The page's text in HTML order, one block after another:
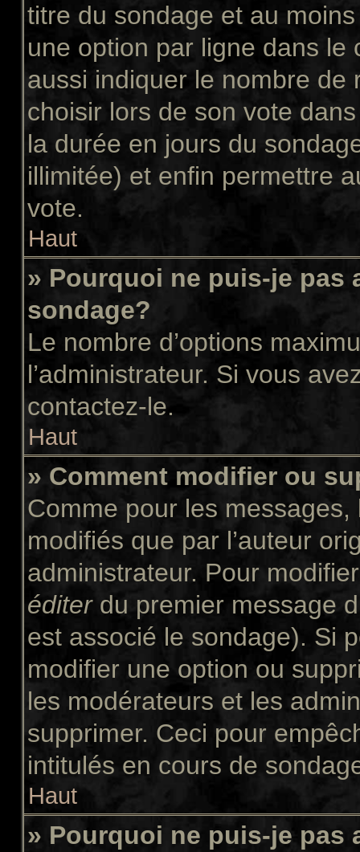
titre du sondage et au
une option par ligne dans le
aussi indiquer le nombre de
choisir lors de son vote
la durée en jours du
illimitée) et enfin permettre
vote.
Haut
» Pourquoi ne puis-je pas
sondage?
Le nombre d’options
l’administrateur. Si vous
contactez-le.
Haut
» Comment modifier ou
Comme pour les
modifiés que par l’auteur
administrateur. Pour
éditerdu premier message
est associé le sondage). Si
modifier une option ou
les modérateurs et les
supprimer. Ceci pour
intitulés en cours de
Haut
» Pourquoi ne puis-je pas